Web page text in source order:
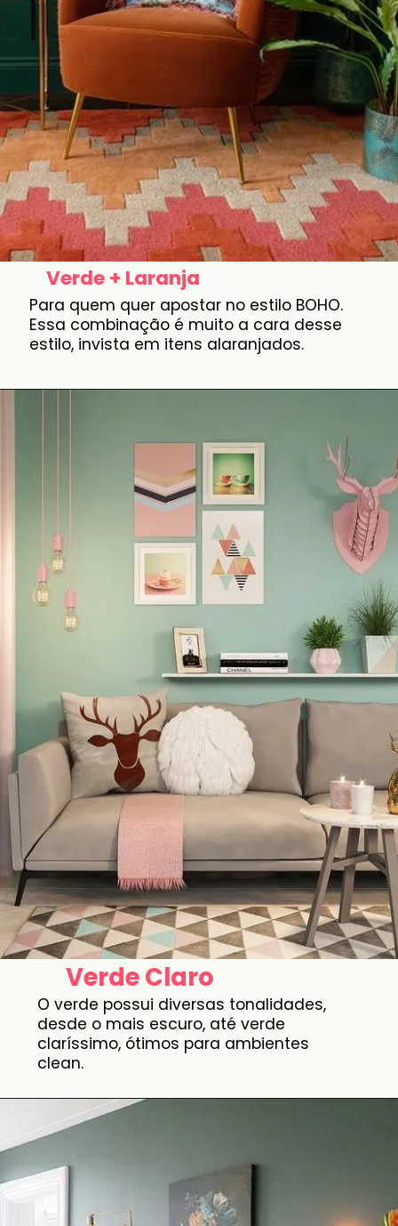
Verde + Laranja
Para quem quer apostar no estilo BOHO.
Essa combinação é muito a cara desse
estilo, invista em itens alaranjados.
Verde Claro
O verde possui diversas tonalidades,
desde o mais escuro, até verde
claríssimo, ótimos para ambientes
clean.